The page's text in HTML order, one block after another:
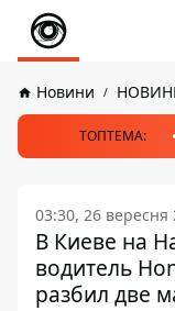
Новини
ТОПТЕМА:
03:30, 26 вересня
В Киеве на
водитель
разбил две